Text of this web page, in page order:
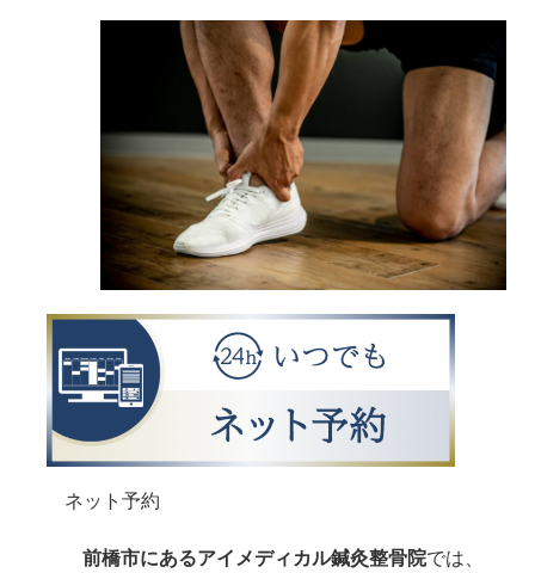
ネット予約
前橋市にあるアイメディカル鍼灸整骨院では、